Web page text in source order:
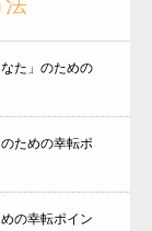
た」のための
ための幸転ポ
の幸転ポイン